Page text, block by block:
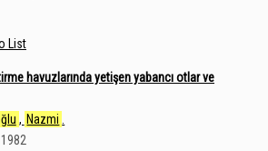
List
havuzlarında yetişen yabancı otlar ve
, Nazmi